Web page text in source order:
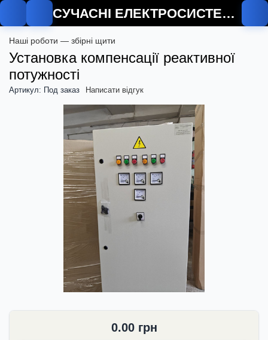
СУЧАСНІ ЕЛЕКТРОСИСТЕМИ
Наші роботи — збірні щити
Установка компенсації реактивної
потужності
Артикул: Под заказ Написати відгук
0.00грн